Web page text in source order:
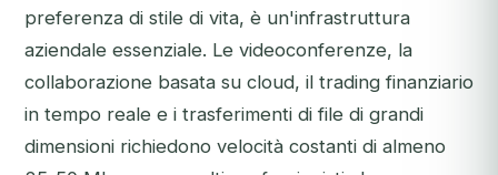
preferenza di stile di vita, è un'infrastruttura
aziendale essenziale. Le videoconferenze, la
collaborazione basata su cloud, il trading finanziario
in tempo reale e i trasferimenti di file di grandi
dimensioni richiedono velocità costanti di almeno